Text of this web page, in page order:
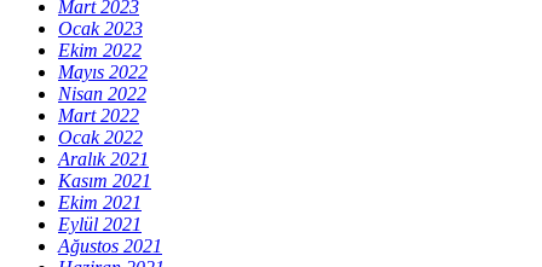
Mart 2023
Ocak 2023
Ekim 2022
Mayıs 2022
Nisan 2022
Mart 2022
Ocak 2022
Aralık 2021
Kasım 2021
Ekim 2021
Eylül 2021
Ağustos 2021